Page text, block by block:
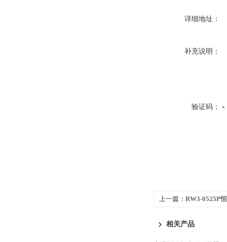
详细地址：
补充说明：
验证码：
上一篇： RW3-0525P
相关产品